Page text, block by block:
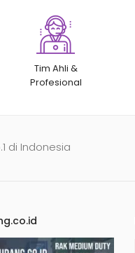
Tim Ahli &
Profesional
di Indonesia